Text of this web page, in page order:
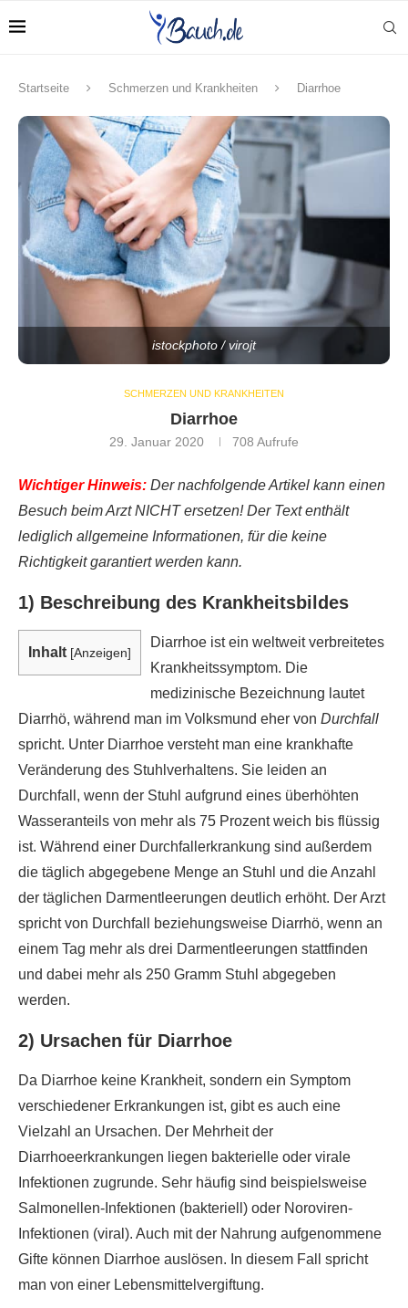
Startseite Schmerzen und Krankheiten Diarrhoe
istockphoto / virojt
SCHMERZEN UND KRANKHEITEN
Diarrhoe
29. Januar 2020 708 Aufrufe
Wichtiger Hinweis: Der nachfolgende Artikel kann einen
Besuch beim Arzt NICHT ersetzen! Der Text enthält
lediglich allgemeine Informationen, für die keine
Richtigkeit garantiert werden kann.
1) Beschreibung des Krankheitsbildes
Inhalt [Anzeigen]
Diarrhoe ist ein weltweit verbreitetes
Krankheitssymptom. Die
medizinische Bezeichnung lautet
Diarrhö, während man im Volksmund eher von Durchfall
spricht. Unter Diarrhoe versteht man eine krankhafte
Veränderung des Stuhlverhaltens. Sie leiden an
Durchfall, wenn der Stuhl aufgrund eines überhöhten
Wasseranteils von mehr als 75 Prozent weich bis flüssig
ist. Während einer Durchfallerkrankung sind außerdem
die täglich abgegebene Menge an Stuhl und die Anzahl
der täglichen Darmentleerungen deutlich erhöht. Der Arzt
spricht von Durchfall beziehungsweise Diarrhö, wenn an
einem Tag mehr als drei Darmentleerungen stattfinden
und dabei mehr als 250 Gramm Stuhl abgegeben
werden.
2) Ursachen für Diarrhoe
Da Diarrhoe keine Krankheit, sondern ein Symptom
verschiedener Erkrankungen ist, gibt es auch eine
Vielzahl an Ursachen. Der Mehrheit der
Diarrhoeerkrankungen liegen bakterielle oder virale
Infektionen zugrunde. Sehr häufig sind beispielsweise
Salmonellen-Infektionen (bakteriell) oder Noroviren-
Infektionen (viral). Auch mit der Nahrung aufgenommene
Gifte können Diarrhoe auslösen. In diesem Fall spricht
man von einer Lebensmittelvergiftung.